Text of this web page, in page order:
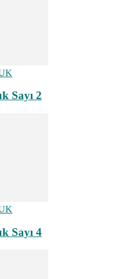
Sayı 2
Sayı 4